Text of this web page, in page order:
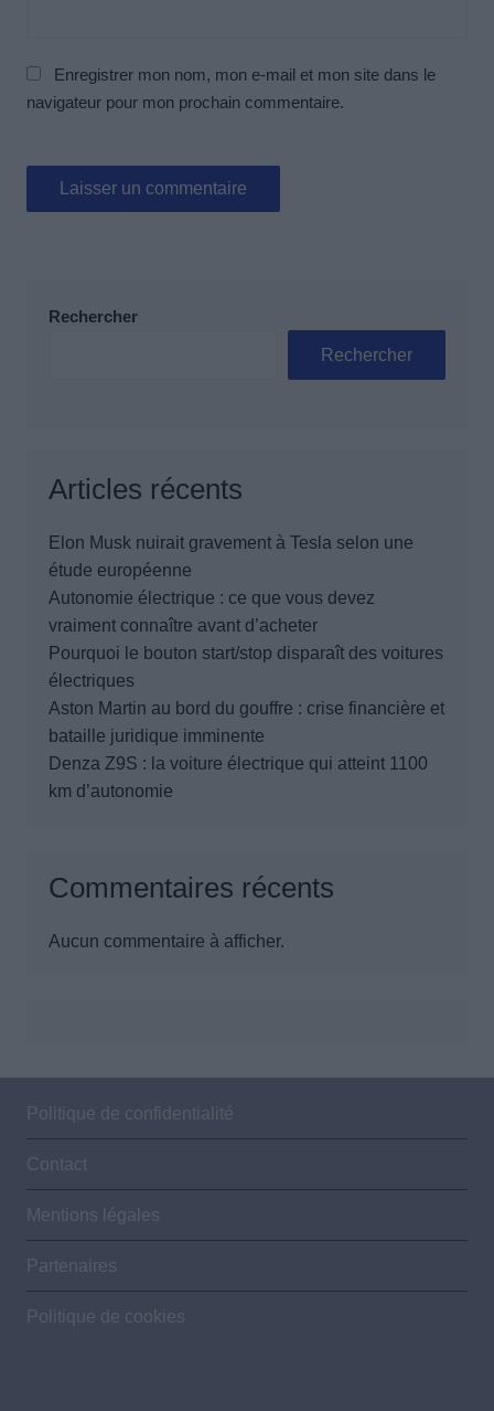
Enregistrer mon nom, mon e-mail et mon site dans le
navigateur pour mon prochain commentaire.
Rechercher
Rechercher
Articles récents
Elon Musk nuirait gravement à Tesla selon une
étude européenne
Autonomie électrique : ce que vous devez
vraiment connaître avant d’acheter
Pourquoi le bouton start/stop disparaît des voitures
électriques
Aston Martin au bord du gouffre : crise financière et
bataille juridique imminente
Denza Z9S : la voiture électrique qui atteint 1100
km d’autonomie
Commentaires récents
Aucun commentaire à afficher.
Politique de confidentialité
Contact
Mentions légales
Partenaires
Politique de cookies